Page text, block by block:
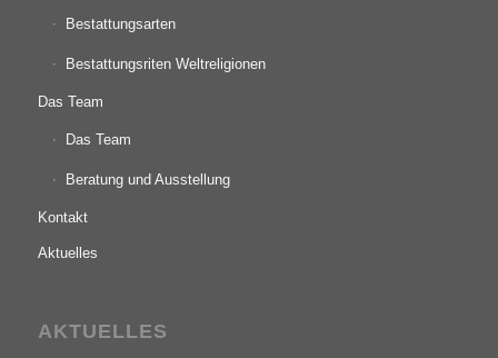
Bestattungsarten
Bestattungsriten Weltreligionen
Das Team
Das Team
Beratung und Ausstellung
Kontakt
Aktuelles
AKTUELLES